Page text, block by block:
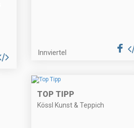
Innviertel
TOP TIPP
Kössl Kunst & Teppich